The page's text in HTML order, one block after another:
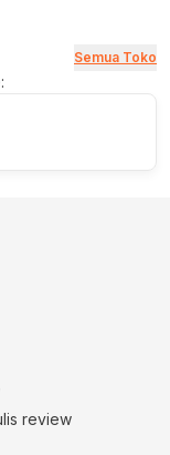
Semua Toko
review